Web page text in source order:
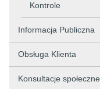
Kontrole
Informacja Publiczna
Obsługa Klienta
Konsultacje społeczne